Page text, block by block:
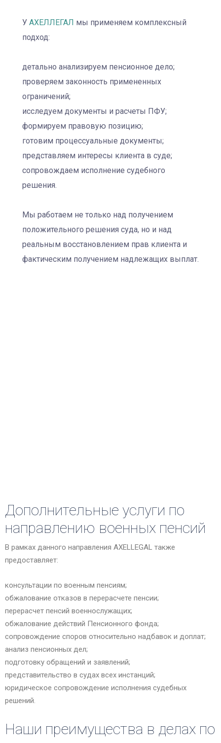
У АХЕЛЛЕГАЛ мы применяем комплексный
подход:
детально анализируем пенсионное дело;
проверяем законность примененных
ограничений;
исследуем документы и расчеты ПФУ;
формируем правовую позицию;
готовим процессуальные документы;
представляем интересы клиента в суде;
сопровождаем исполнение судебного
решения.
Мы работаем не только над получением
положительного решения суда, но и над
реальным восстановлением прав клиента и
фактическим получением надлежащих выплат.
Дополнительные услуги по
направлению военных пенсий
В рамках данного направления AXELLEGAL также
предоставляет:
консультации по военным пенсиям;
обжалование отказов в перерасчете пенсии;
перерасчет пенсий военнослужащих;
обжалование действий Пенсионного фонда;
сопровождение споров относительно надбавок и доплат;
анализ пенсионных дел;
подготовку обращений и заявлений;
представительство в судах всех инстанций;
юридическое сопровождение исполнения судебных
решений.
Наши преимущества в делах по